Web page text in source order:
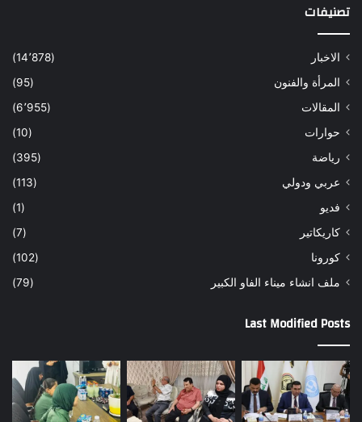
تصنيفات
الاخبار
(14٬878)
المرأة والفنون
(95)
المقالات
(6٬955)
حوارات
(10)
رياضة
(395)
عربي ودولي
(113)
فديو
(1)
كاريكاتير
(7)
كورونا
(102)
ملف انشاء ميناء الفاو الكبير
(79)
Last Modified Posts